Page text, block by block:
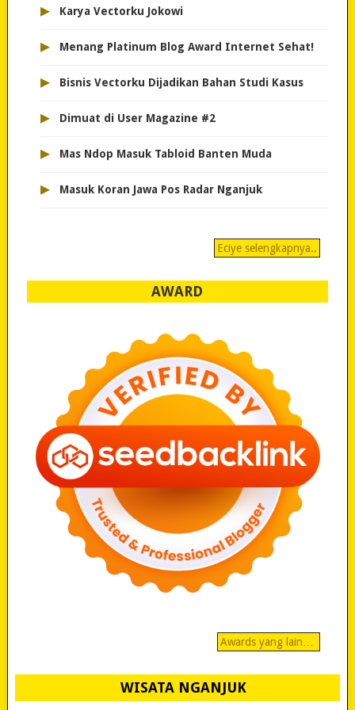
▸ Karya Vectorku Jokowi
▸ Menang Platinum Blog Award Internet Sehat!
▸ Bisnis Vectorku Dijadikan Bahan Studi Kasus
▸ Dimuat di User Magazine #2
▸ Mas Ndop Masuk Tabloid Banten Muda
▸ Masuk Koran Jawa Pos Radar Nganjuk
Eciye selengkapnya..
AWARD
Awards yang lain…
WISATA NGANJUK